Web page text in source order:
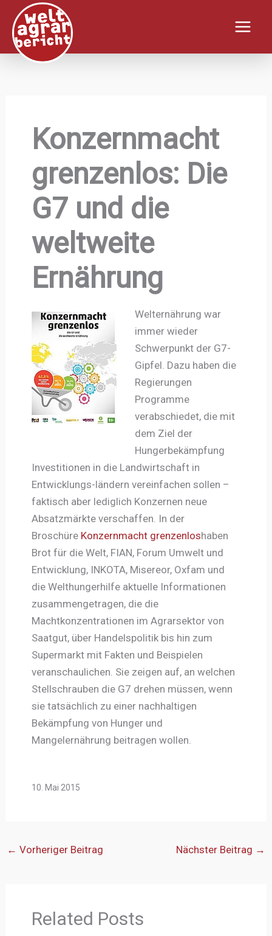
Inhalt
springen
Konzernmacht
grenzenlos: Die
G7 und die
weltweite
Ernährung
Welternährung war
immer wieder
Schwerpunkt der G7-
Gipfel. Dazu haben die
Regierungen
Programme
verabschiedet, die mit
dem Ziel der
Hungerbekämpfung
Investitionen in die Landwirtschaft in
Entwicklungs-ländern vereinfachen sollen –
faktisch aber lediglich Konzernen neue
Absatzmärkte verschaffen. In der
Broschüre Konzernmacht grenzenloshaben
Brot für die Welt, FIAN, Forum Umwelt und
Entwicklung, INKOTA, Misereor, Oxfam und
die Welthungerhilfe aktuelle Informationen
zusammengetragen, die die
Machtkonzentrationen im Agrarsektor von
Saatgut, über Handelspolitik bis hin zum
Supermarkt mit Fakten und Beispielen
veranschaulichen. Sie zeigen auf, an welchen
Stellschrauben die G7 drehen müssen, wenn
sie tatsächlich zu einer nachhaltigen
Bekämpfung von Hunger und
Mangelernährung beitragen wollen.
10. Mai 2015
← Vorheriger Beitrag Nächster Beitrag →
Related Posts